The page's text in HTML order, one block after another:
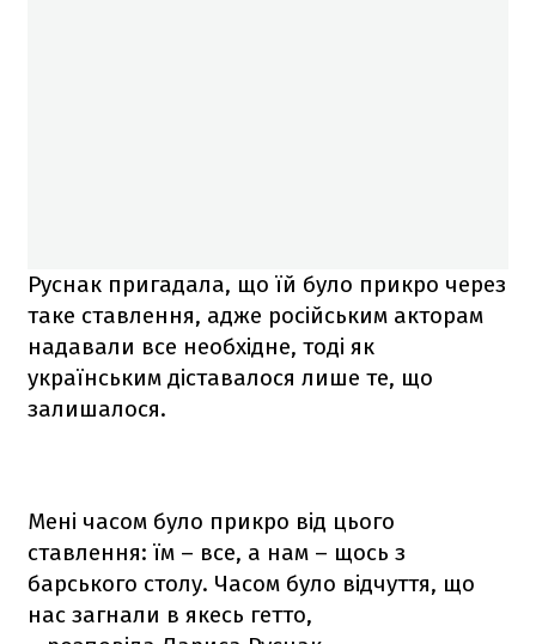
Руснак пригадала, що їй було прикро через
таке ставлення, адже російським акторам
надавали все необхідне, тоді як
українським діставалося лише те, що
залишалося.
Мені часом було прикро від цього
ставлення: їм – все, а нам – щось з
барського столу. Часом було відчуття, що
нас загнали в якесь гетто,